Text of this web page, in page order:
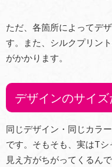
ただ、各箇所によってデ
す。また、シルクプリン
がかかります。
デザインのサイ
同じデザイン・同じカラ
です。そもそも、実はT
見え方がちがってくるんで